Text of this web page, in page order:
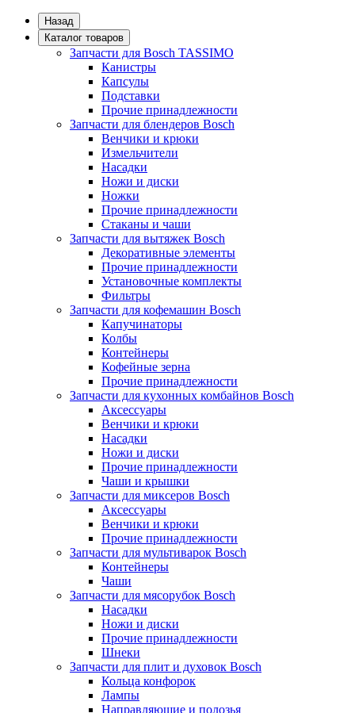
Назад
Каталог товаров
Запчасти для Bosch TASSIMO
Канистры
Капсулы
Подставки
Прочие принадлежности
Запчасти для блендеров Bosch
Венчики и крюки
Измельчители
Насадки
Ножи и диски
Ножки
Прочие принадлежности
Стаканы и чаши
Запчасти для вытяжек Bosch
Декоративные элементы
Прочие принадлежности
Установочные комплекты
Фильтры
Запчасти для кофемашин Bosch
Капучинаторы
Колбы
Контейнеры
Кофейные зерна
Прочие принадлежности
Запчасти для кухонных комбайнов Bosch
Аксессуары
Венчики и крюки
Насадки
Ножи и диски
Прочие принадлежности
Чаши и крышки
Запчасти для миксеров Bosch
Аксессуары
Венчики и крюки
Прочие принадлежности
Запчасти для мультиварок Bosch
Контейнеры
Чаши
Запчасти для мясорубок Bosch
Насадки
Ножи и диски
Прочие принадлежности
Шнеки
Запчасти для плит и духовок Bosch
Кольца конфорок
Лампы
Направляющие и полозья